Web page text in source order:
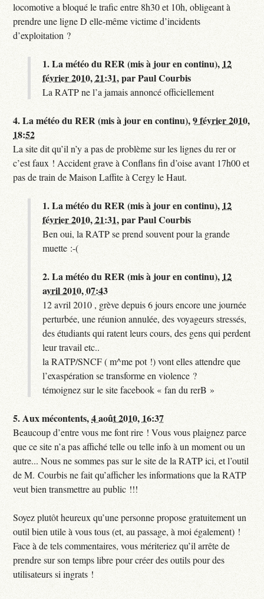
locomotive a bloqué le trafic entre 8h30 et 10h, obligeant à
prendre une ligne D elle-même victime d’incidents
d’exploitation ?
1.La météo du RER (mis à jour en continu), 12
février 2010, 21:31,parPaul Courbis
La RATP ne l’a jamais annoncé officiellement
4.La météo du RER (mis à jour en continu),9 février 2010,
18:52
La site dit qu’il n’y a pas de problème sur les lignes du rer or
c’est faux ! Accident grave à Conflans fin d’oise avant 17h00 et
pas de train de Maison Laffite à Cergy le Haut.
1.La météo du RER (mis à jour en continu), 12
février 2010, 21:31,parPaul Courbis
Ben oui, la RATP se prend souvent pour la grande
muette :-(
2.La météo du RER (mis à jour en continu), 12
avril 2010, 07:43
12 avril 2010 , grève depuis 6 jours encore une journée
perturbée, une réunion annulée, des voyageurs stressés,
des étudiants qui ratent leurs cours, des gens qui perdent
leur travail etc..
la RATP/SNCF ( m^me pot !) vont elles attendre que
l’exaspération se transforme en violence ?
témoignez sur le site facebook « fan du rerB »
5.Aux mécontents,4 août 2010, 16:37
Beaucoup d’entre vous me font rire ! Vous vous plaignez parce
que ce site n’a pas affiché telle ou telle info à un moment ou un
autre... Nous ne sommes pas sur le site de la RATP ici, et l’outil
de M. Courbis ne fait qu’afficher les informations que la RATP
veut bien transmettre au public !!!
Soyez plutôt heureux qu’une personne propose gratuitement un
outil bien utile à vous tous (et, au passage, à moi également) !
Face à de tels commentaires, vous mériteriez qu’il arrête de
prendre sur son temps libre pour créer des outils pour des
utilisateurs si ingrats !